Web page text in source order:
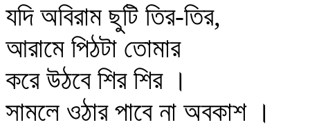
যদি অবিরাম ছুটি তির-তির,
আরামে পিঠটা তোমার
করে উঠবে শির শির ।
সামলে ওঠার পাবে না অবকাশ ।